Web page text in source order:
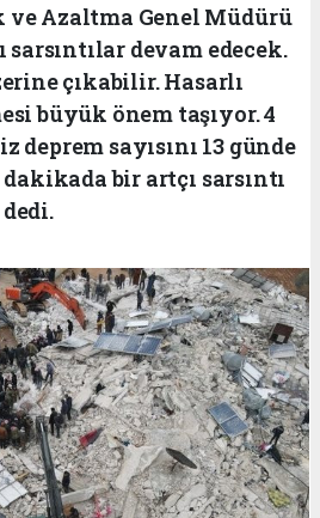
ve Azaltma Genel Müdürü
sarsıntılar devam edecek.
çıkabilir. Hasarlı
büyük önem taşıyor. 4
sayısını 13 günde
bir artçı sarsıntı